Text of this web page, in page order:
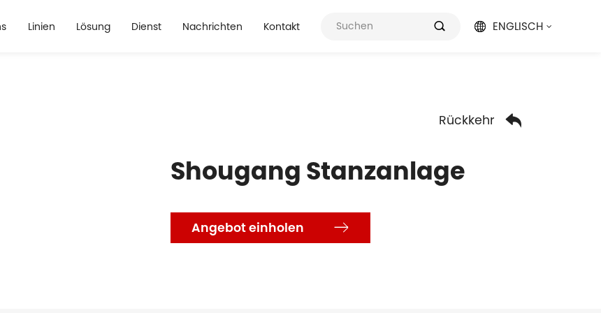
Linien Lösung Dienst Nachrichten Kontakt   ENGLISCH
Rückkehr 
Shougang Stanzanlage
Angebot einholen 